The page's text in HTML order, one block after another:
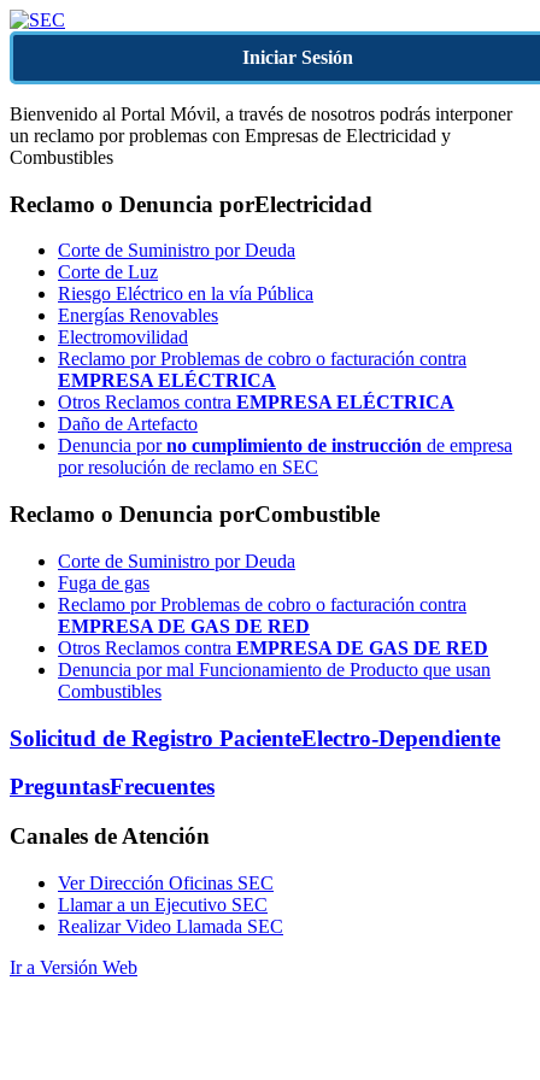
Iniciar Sesión
Bienvenido al Portal Móvil, a través de nosotros podrás interponer
un reclamo por problemas con Empresas de Electricidad y
Combustibles
Reclamo o Denuncia porElectricidad
Corte de Suministro por Deuda
Corte de Luz
Riesgo Eléctrico en la vía Pública
Energías Renovables
Electromovilidad
Reclamo por Problemas de cobro o facturación contra
EMPRESA ELÉCTRICA
Otros Reclamos contra EMPRESA ELÉCTRICA
Daño de Artefacto
Denuncia porno cumplimiento de instrucción de empresa
por resolución de reclamo en SEC
Reclamo o Denuncia porCombustible
Corte de Suministro por Deuda
Fuga de gas
Reclamo por Problemas de cobro o facturación contra
EMPRESA DE GAS DE RED
Otros Reclamos contra EMPRESA DE GAS DE RED
Denuncia por mal Funcionamiento de Producto que usan
Combustibles
Solicitud de Registro PacienteElectro-Dependiente
PreguntasFrecuentes
Canales de Atención
Ver Dirección Oficinas SEC
Llamar a un Ejecutivo SEC
Realizar Video Llamada SEC
Ir a Versión Web